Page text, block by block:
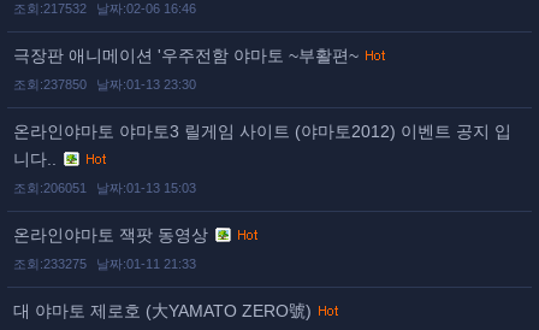
조회:217532 날짜:02-06 16:46
극장판 애니메이션 '우주전함 야마토 ~부활편~
조회:237850 날짜:01-13 23:30
온라인야마토 야마토3 릴게임 사이트 (야마토2012) 이벤트 공지 입
니다..
조회:206051 날짜:01-13 15:03
온라인야마토 잭팟 동영상
조회:233275 날짜:01-11 21:33
대 야마토 제로호 (大YAMATO ZERO號)